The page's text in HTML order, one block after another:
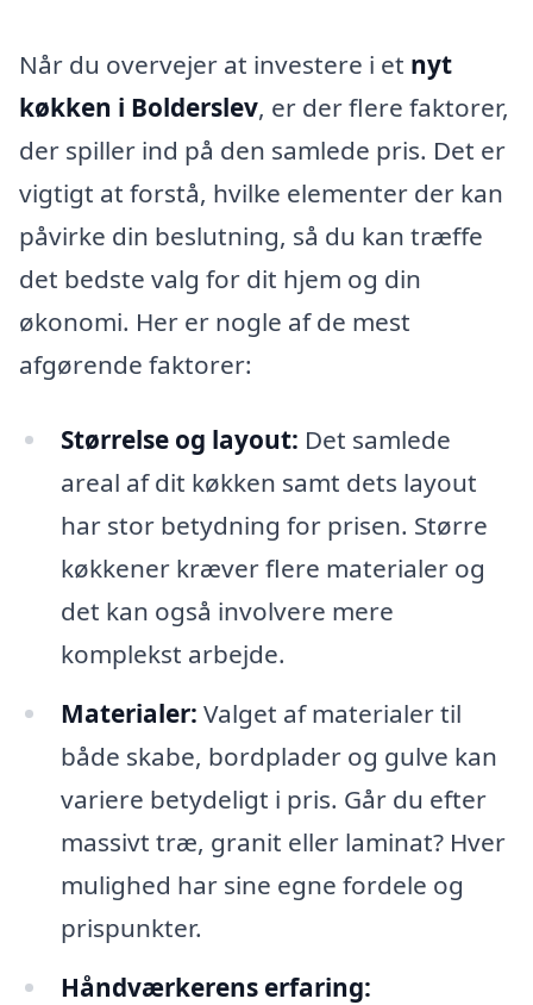
Når du overvejer at investere i et nyt
køkken i Bolderslev, er der flere faktorer,
der spiller ind på den samlede pris. Det er
vigtigt at forstå, hvilke elementer der kan
påvirke din beslutning, så du kan træffe
det bedste valg for dit hjem og din
økonomi. Her er nogle af de mest
afgørende faktorer:
Størrelse og layout: Det samlede
areal af dit køkken samt dets layout
har stor betydning for prisen. Større
køkkener kræver flere materialer og
det kan også involvere mere
komplekst arbejde.
Materialer: Valget af materialer til
både skabe, bordplader og gulve kan
variere betydeligt i pris. Går du efter
massivt træ, granit eller laminat? Hver
mulighed har sine egne fordele og
prispunkter.
Håndværkerens erfaring: